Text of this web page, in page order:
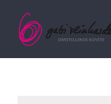
Inhalt
springen